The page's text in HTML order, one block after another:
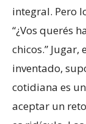
integral. Pero
“¿Vos querés
chicos.”
inventado,
cotidiana es
aceptar un